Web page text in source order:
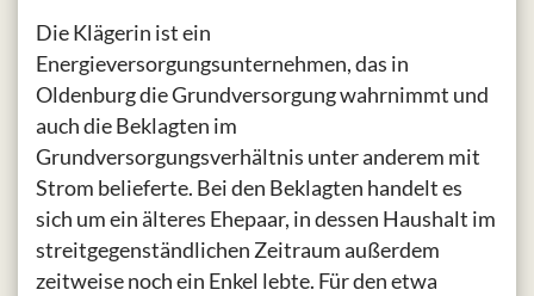
Die Klägerin ist ein
Energieversorgungsunternehmen, das in
Oldenburg die Grundversorgung wahrnimmt und
auch die Beklagten im
Grundversorgungsverhältnis unter anderem mit
Strom belieferte. Bei den Beklagten handelt es
sich um ein älteres Ehepaar, in dessen Haushalt im
streitgegenständlichen Zeitraum außerdem
zeitweise noch ein Enkel lebte. Für den etwa